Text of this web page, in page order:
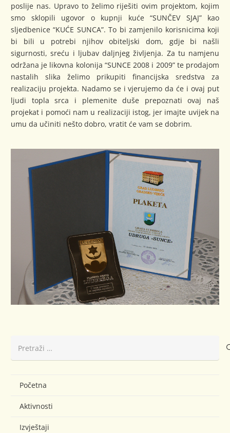
poslije nas. Upravo to želimo riješiti ovim projektom, kojim
smo sklopili ugovor o kupnji kuće “SUNČEV SJAJ” kao
sljedbenice “KUĆE SUNCA”. To bi zamjenilo korisnicima koji
bi bili u potrebi njihov obiteljski dom, gdje bi našli
sigurnosti, sreću i ljubav daljnjeg življenja. Za tu namjenu
održana je likovna kolonija “SUNCE 2008 i 2009” te prodajom
nastalih slika želimo prikupiti financijska sredstva za
realizaciju projekta. Nadamo se i vjerujemo da će i ovaj put
ljudi topla srca i plemenite duše prepoznati ovaj naš
projekat i pomoći nam u realizaciji istog, jer imajte uvijek na
umu da učiniti nešto dobro, vratit će vam se dobrim.
Početna
Aktivnosti
Izvještaji